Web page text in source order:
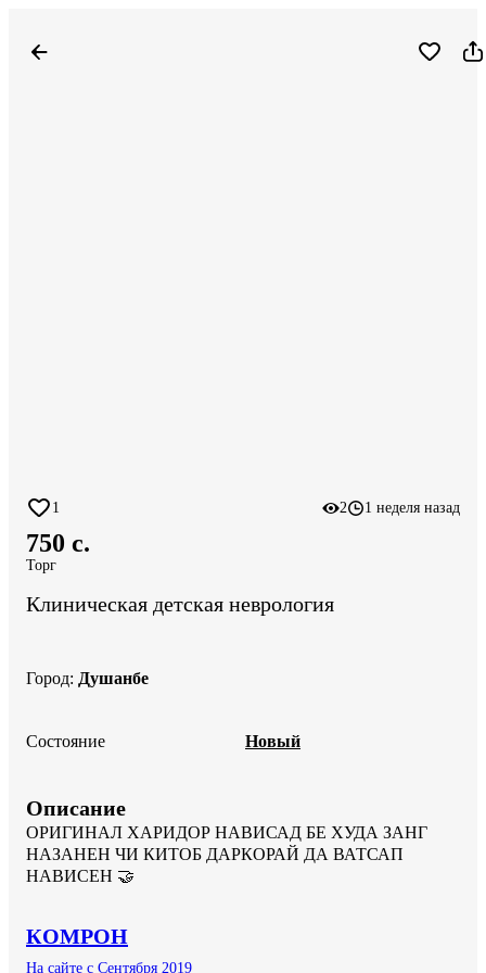
1 2 1 неделя назад
750 c.
Торг
Клиническая детская неврология
Город: Душанбе
Состояние Новый
Описание
ОРИГИНАЛ ХАРИДОР НАВИСАД БЕ ХУДА ЗАНГ
НАЗАНЕН ЧИ КИТОБ ДАРКОРАЙ ДА ВАТСАП
НАВИСЕН 🤝
КОМРОН
На сайте с Сентября 2019